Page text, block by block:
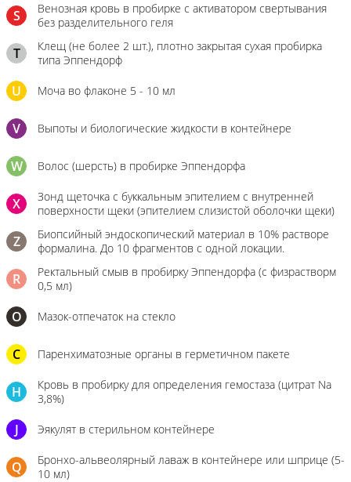
S
Венозная кровь в пробирке с активатором свертывания
без разделительного геля
T
Клещ (не более 2 шт.), плотно закрытая сухая пробирка
типа Эппендорф
U Моча во флаконе 5 - 10 мл
V Выпоты и биологические жидкости в контейнере
W Волос (шерсть) в пробирке Эппендорфа
X
Зонд щеточка с буккальным эпителием с внутренней
поверхности щеки (эпителием слизистой оболочки щеки)
Z
Биопсийный эндоскопический материал в 10% растворе
формалина. До 10 фрагментов с одной локации.
R
Ректальный смыв в пробирку Эппендорфа (с физрастворм
0,5 мл)
О Мазок-отпечаток на стекло
C Паренхиматозные органы в герметичном пакете
H
Кровь в пробирку для определения гемостаза (цитрат Na
3,8%)
J Эякулят в стерильном контейнере
Q
Бронхо-альвеолярный лаваж в контейнере или шприце (5-
10 мл)